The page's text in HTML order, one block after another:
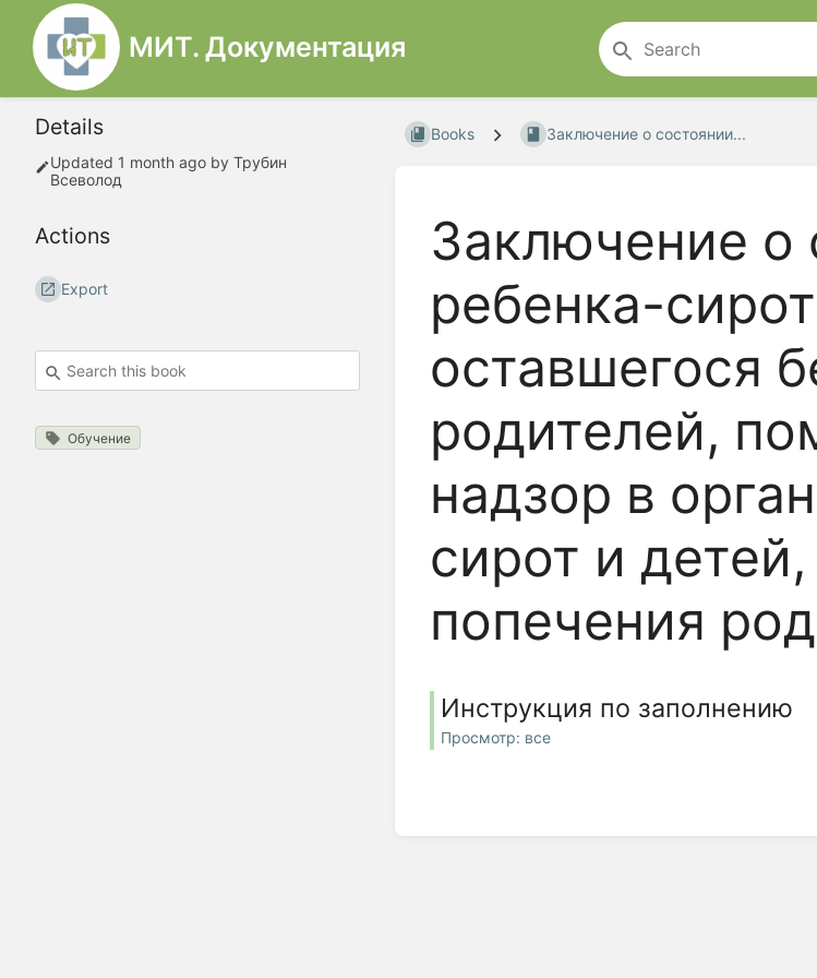
МИТ. Документация
Details
Updated 1 month ago by Трубин
Всеволод
Actions
Export
Обучение
Books Заключение о состоянии...
Заключение о
ребенка-
оставшегося
родителей,
надзор в
сирот и
попечения
Инструкция по заполнению
Просмотр: все